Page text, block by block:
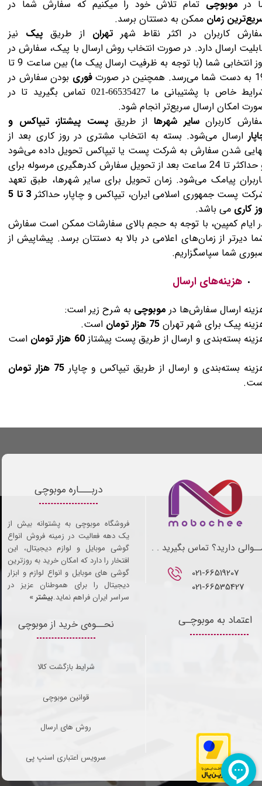
در موبوچی تمام تلاش خود را میکنیم که سفارش شما در
زمان ممکن به دستتان برسد.
کاربران در اکثر نقاط شهرتهران از طریقپیک نیز
ارسال دارد. در صورت انتخاب روش ارسال با پیک، سفارش در
روز انتخابی شما (با توجه به ظرفیت ارسال پیک ما) بین ساعت 9 تا
در صورت
فوری بودن سفارش در
خاص با پشتیبانی ما66535427-021
تماس بگیرید تا در
امکان ارسال سریع‌تر انجام شود.
کاربرانسایر شهرها از طریق پست پیشتاز، تیپاکس و
ارسال می‌شود. بسته به انتخاب مشتری در روز کاری بعد از
شدن سفارش به شرکت پست یا تیپاکس تحویل داده می‌شود
و حداکثر تا 24 ساعت بعد از تحویل سفارش کدرهگیری مرسوله برای
پیامک می‌شود. زمان تحویل برای سایر شهرها، طبق تعهد
پست جمهوری اسلامی ایران، تیپاکس و چاپار، حداکثر
3 تا 5
کاری می باشد.
ایام کمپین، با توجه به حجم بالای سفارشات ممکن است سفارش
دیرتر از زمان‌های اعلامی در بالا به دستتان برسد. پیشاپیش از
شما سپاسگزاریم.
​​​​​​​هزینه‌های ارسال
ارسال سفارش‌ها در موبوچی به شرح زیر است:
پیک برای شهر تهران 75 هزار تومان
است.
بسته‌بندی و ارسال از طریق پست پیشتاز60 هزار تومان
است​​​​​​​
بسته‌بندی و ارسال از طریق تیپاکس و چاپار 75 هزار تومان
021-66519207​​​​​​​
021-66535427
دارید؟ تماس بگیرید . .
نحــوه‌ی خرید از موبوچی
شرایط بازگشت کالا
قوانین موبوچی
روش های ارسال
سرویس اعتباری اسنپ پی
اعتماد به موبوچـی
دربـــاره موبوچی
فروشگاه موبوچی به پشتوانه بیش از
یک دهه فعالیت در زمینه فروش انواع
گوشی موبایل و لوازم دیجیتال، این
افتخار را دارد که امکان خرید به روزترین
گوشی های موبایل و انواع لوازم و ابزار
دیجیتال را برای هموطنان عزیز در
سراسر ایران فراهم نماید.بیشتر »